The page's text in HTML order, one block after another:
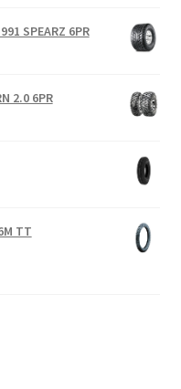
SPEARZ 6PR
2.0 6PR
TT